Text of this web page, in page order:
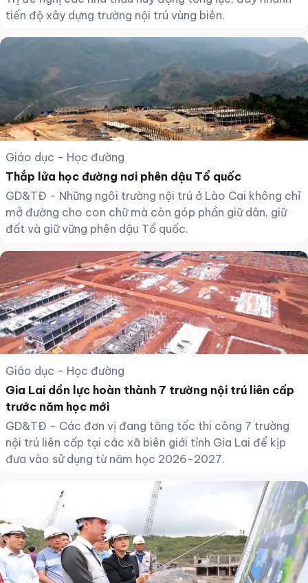
tiến độ xây dựng trường nội trú vùng biên.
Giáo dục - Học đường
Thắp lửa học đường nơi phên dậu Tổ quốc
GD&TĐ - Những ngôi trường nội trú ở Lào Cai không chỉ
mở đường cho con chữ mà còn góp phần giữ dân, giữ
đất và giữ vững phên dậu Tổ quốc.
Giáo dục - Học đường
Gia Lai dồn lực hoàn thành 7 trường nội trú liên cấp
trước năm học mới
GD&TĐ - Các đơn vị đang tăng tốc thi công 7 trường
nội trú liên cấp tại các xã biên giới tỉnh Gia Lai để kịp
đưa vào sử dụng từ năm học 2026-2027.